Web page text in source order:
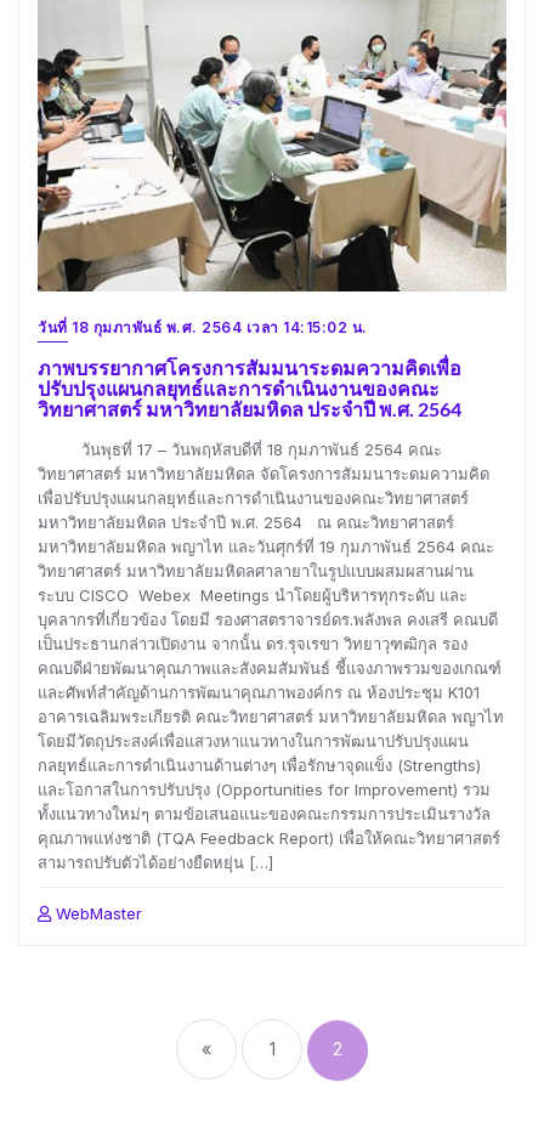
วันที่ 18 กุมภาพันธ์ พ.ศ. 2564 เวลา 14:15:02 น.
ภาพบรรยากาศโครงการสัมมนาระดมความคิดเพื่อ
ปรับปรุงแผนกลยุทธ์และการดำเนินงานของคณะ
วิทยาศาสตร์ มหาวิทยาลัยมหิดล ประจำปี พ.ศ. 2564
วันพุธที่ 17 – วันพฤหัสบดีที่ 18 กุมภาพันธ์ 2564 คณะ
วิทยาศาสตร์ มหาวิทยาลัยมหิดล จัดโครงการสัมมนาระดมความคิด
เพื่อปรับปรุงแผนกลยุทธ์และการดำเนินงานของคณะวิทยาศาสตร์
มหาวิทยาลัยมหิดล ประจำปี พ.ศ. 2564 ณ คณะวิทยาศาสตร์
มหาวิทยาลัยมหิดล พญาไท และวันศุกร์ที่ 19 กุมภาพันธ์ 2564 คณะ
วิทยาศาสตร์ มหาวิทยาลัยมหิดลศาลายาในรูปแบบผสมผสานผ่าน
ระบบ CISCO Webex Meetings นำโดยผู้บริหารทุกระดับ และ
บุคลากรที่เกี่ยวข้อง โดยมี รองศาสตราจารย์ดร.พลังพล คงเสรี คณบดี
เป็นประธานกล่าวเปิดงาน จากนั้น ดร.รุจเรขา วิทยาวุฑฒิกุล รอง
คณบดีฝ่ายพัฒนาคุณภาพและสังคมสัมพันธ์ ชี้แจงภาพรวมของเกณฑ์
และศัพท์สำคัญด้านการพัฒนาคุณภาพองค์กร ณ ห้องประชุม K101
อาคารเฉลิมพระเกียรติ คณะวิทยาศาสตร์ มหาวิทยาลัยมหิดล พญาไท
โดยมีวัตถุประสงค์เพื่อแสวงหาแนวทางในการพัฒนาปรับปรุงแผน
กลยุทธ์และการดำเนินงานด้านต่างๆ เพื่อรักษาจุดแข็ง (Strengths)
และโอกาสในการปรับปรุง (Opportunities for Improvement) รวม
ทั้งแนวทางใหม่ๆ ตามข้อเสนอแนะของคณะกรรมการประเมินรางวัล
คุณภาพแห่งชาติ (TQA Feedback Report) เพื่อให้คณะวิทยาศาสตร์
สามารถปรับตัวได้อย่างยืดหยุ่น […]
WebMaster
pagination
« 1 2